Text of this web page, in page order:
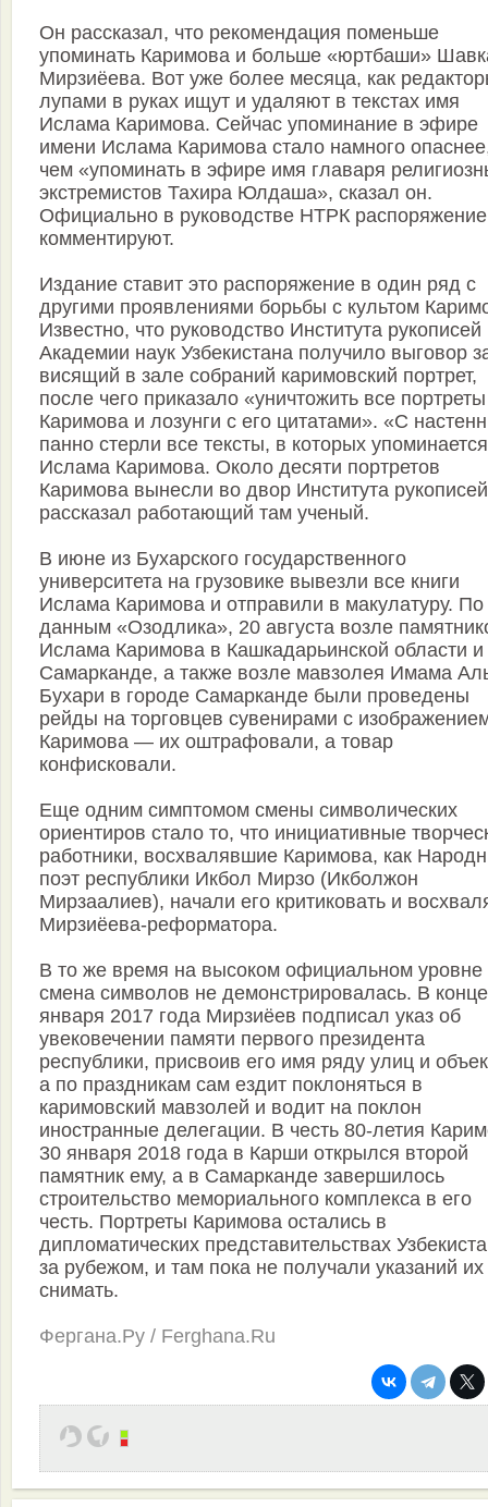
Он рассказал, что рекомендация поменьше
упоминать Каримова и больше «юртбаши»
Мирзиёева. Вот уже более месяца, как
лупами в руках ищут и удаляют в текстах имя
Ислама Каримова. Сейчас упоминание в эфире
имени Ислама Каримова стало намного
чем «упоминать в эфире имя главаря
экстремистов Тахира Юлдаша», сказал он.
Официально в руководстве НТРК
комментируют.
Издание ставит это распоряжение в один ряд с
другими проявлениями борьбы с культом
Известно, что руководство Института рукописей
Академии наук Узбекистана получило выговор
висящий в зале собраний каримовский портрет,
после чего приказало «уничтожить все портреты
Каримова и лозунги с его цитатами». «С
панно стерли все тексты, в которых
Ислама Каримова. Около десяти портретов
Каримова вынесли во двор Института
рассказал работающий там ученый.
В июне из Бухарского государственного
университета на грузовике вывезли все книги
Ислама Каримова и отправили в макулатуру. По
данным «Озодлика», 20 августа возле
Ислама Каримова в Кашкадарьинской области и
Самарканде, а также возле мавзолея Имама
Бухари в городе Самарканде были проведены
рейды на торговцев сувенирами с
Каримова — их оштрафовали, а товар
конфисковали.
Еще одним симптомом смены символических
ориентиров стало то, что инициативные
работники, восхвалявшие Каримова, как
поэт республики Икбол Мирзо (Икболжон
Мирзаалиев), начали его критиковать и
Мирзиёева-реформатора.
В то же время на высоком официальном уровне
смена символов не демонстрировалась. В конце
января 2017 года Мирзиёев подписал указ об
увековечении памяти первого президента
республики, присвоив его имя ряду улиц и
а по праздникам сам ездит поклоняться в
каримовский мавзолей и водит на поклон
иностранные делегации. В честь 80-летия
30 января 2018 года в Карши открылся второй
памятник ему, а в Самарканде завершилось
строительство мемориального комплекса в его
честь. Портреты Каримова остались в
дипломатических представительствах
за рубежом, и там пока не получали указаний их
снимать.
Фергана.Ру / Ferghana.Ru